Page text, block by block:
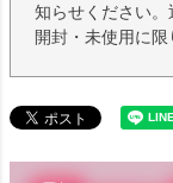
知らせください
開封・未使用に限